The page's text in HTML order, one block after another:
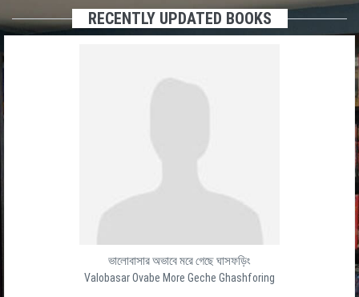
RECENTLY UPDATED BOOKS
ভালোবাসার অভাবে মরে গেছে ঘাসফড়িং
Valobasar Ovabe More Geche Ghashforing